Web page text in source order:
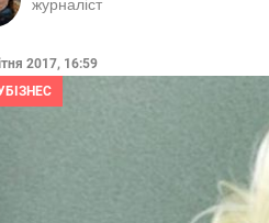
журналіст
2017, 16:59